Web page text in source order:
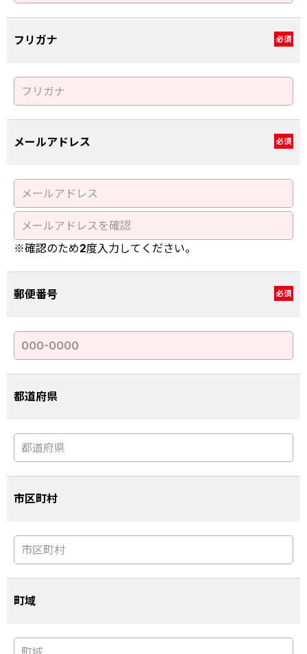
フリガナ 必須
メールアドレス 必須
※確認のため2度入力してください。
郵便番号 必須
都道府県
市区町村
町域